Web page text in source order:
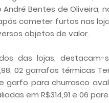
Bentes de Oliveira,
cometer furtos nas
objetos de valor.
das lojas, destacam-
02 garrafas térmicas
para churrasco
em R$314,91 e 06